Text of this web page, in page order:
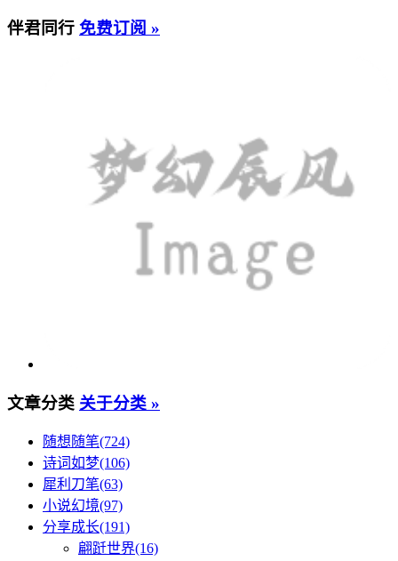
伴君同行 免费订阅 »
文章分类 关于分类 »
随想随笔(724)
诗词如梦(106)
犀利刀笔(63)
小说幻境(97)
分享成长(191)
翩跹世界(16)